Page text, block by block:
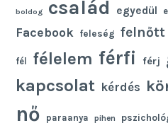
boldog család egyedül
Facebook feleség felnőtt
fél félelem férfi férj
kapcsolat kérdés
nő paraanya pihen